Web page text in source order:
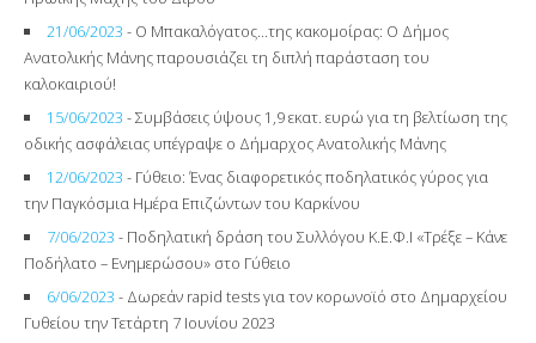
21/06/2023 - Ο Μπακαλόγατος...της κακομοίρας: Ο Δήμος
Ανατολικής Μάνης παρουσιάζει τη διπλή παράσταση του
καλοκαιριού!
15/06/2023 - Συμβάσεις ύψους 1,9 εκατ. ευρώ για τη βελτίωση της
οδικής ασφάλειας υπέγραψε ο Δήμαρχος Ανατολικής Μάνης
12/06/2023 - Γύθειο: Ένας διαφορετικός ποδηλατικός γύρος για
την Παγκόσμια Ημέρα Επιζώντων του Καρκίνου
7/06/2023 - Ποδηλατική δράση του Συλλόγου Κ.Ε.Φ.Ι «Τρέξε – Κάνε
Ποδήλατο – Ενημερώσου» στο Γύθειο
6/06/2023 - Δωρεάν rapid tests για τον κορωνοϊό στο Δημαρχείου
Γυθείου την Τετάρτη 7 Ιουνίου 2023